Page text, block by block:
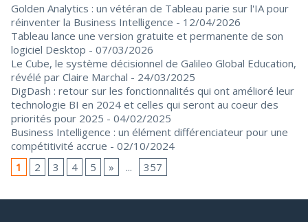
Golden Analytics : un vétéran de Tableau parie sur l'IA pour
réinventer la Business Intelligence - 12/04/2026
Tableau lance une version gratuite et permanente de son
logiciel Desktop - 07/03/2026
Le Cube, le système décisionnel de Galileo Global Education,
révélé par Claire Marchal - 24/03/2025
DigDash : retour sur les fonctionnalités qui ont amélioré leur
technologie BI en 2024 et celles qui seront au coeur des
priorités pour 2025 - 04/02/2025
Business Intelligence : un élément différenciateur pour une
compétitivité accrue - 02/10/2024
1
2 3 4 5 » ... 357